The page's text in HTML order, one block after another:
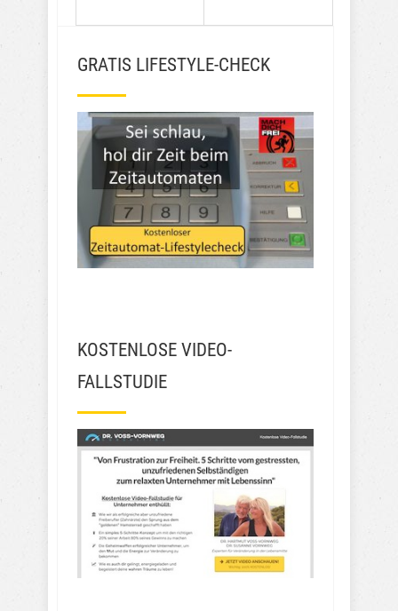
GRATIS LIFESTYLE-CHECK
KOSTENLOSE VIDEO-
FALLSTUDIE